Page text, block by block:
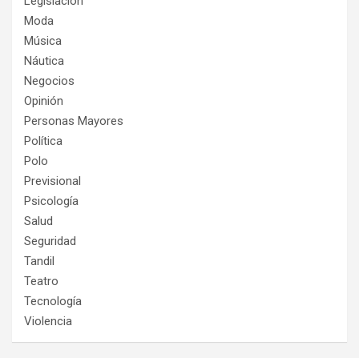
Moda
Música
Náutica
Negocios
Opinión
Personas Mayores
Política
Polo
Previsional
Psicología
Salud
Seguridad
Tandil
Teatro
Tecnología
Violencia